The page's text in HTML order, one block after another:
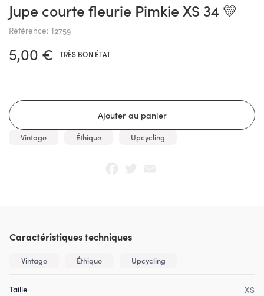
Jupe courte fleurie Pimkie XS 34 💛
Référence: T2759
5,00 € TRÈS BON ÉTAT
Vintage Éthique Upcycling
Caractéristiques techniques
Vintage Éthique Upcycling
Taille XS